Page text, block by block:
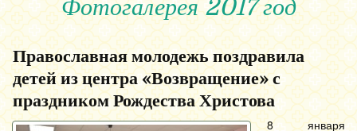
Фотогалерея 2017 год
Православная молодежь поздравила
детей из центра «Возвращение» с
праздником Рождества Христова
8 января